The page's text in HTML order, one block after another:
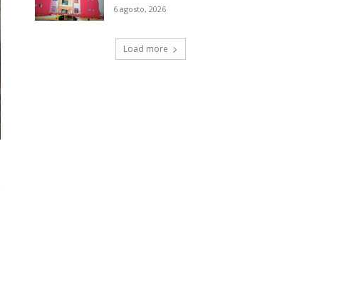
6 agosto, 2026
Load more